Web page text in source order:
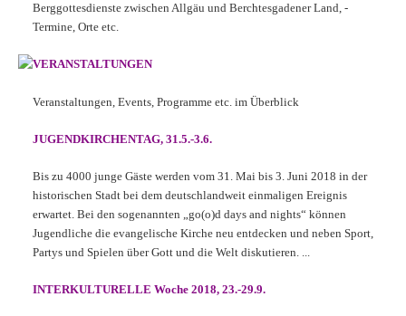
Berggottesdienste zwischen Allgäu und Berchtesgadener Land, -
Termine, Orte etc.
VERANSTALTUNGEN
Veranstaltungen, Events, Programme etc. im Überblick
JUGENDKIRCHENTAG, 31.5.-3.6.
Bis zu 4000 junge Gäste werden vom 31. Mai bis 3. Juni 2018 in der
historischen Stadt bei dem deutschlandweit einmaligen Ereignis
erwartet. Bei den sogenannten „go(o)d days and nights“ können
Jugendliche die evangelische Kirche neu entdecken und neben Sport,
Partys und Spielen über Gott und die Welt diskutieren. ...
INTERKULTURELLE Woche 2018, 23.-29.9.